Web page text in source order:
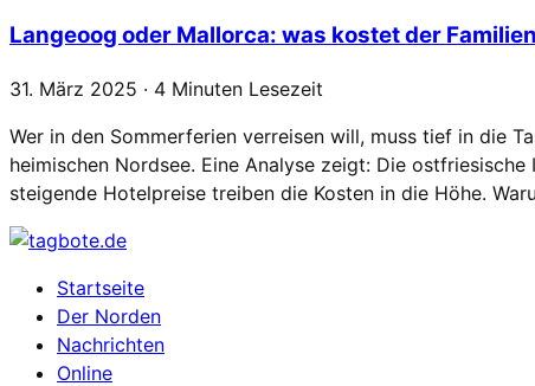
Langeoog oder Mallorca: was kostet der
31. März 2025 · 4 Minuten Lesezeit
Wer in den Sommerferien verreisen will, muss tief in die
heimischen Nordsee. Eine Analyse zeigt: Die
steigende Hotelpreise treiben die Kosten in die Höhe.
Startseite
Der Norden
Nachrichten
Online